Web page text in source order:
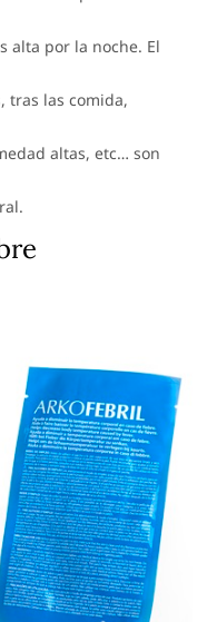
alta por la noche. El
tras las comida,
altas, etc… son